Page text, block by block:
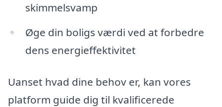
skimmelsvamp
Øge din boligs værdi ved at forbedre
dens energieffektivitet
Uanset hvad dine behov er, kan vores
platform guide dig til kvalificerede